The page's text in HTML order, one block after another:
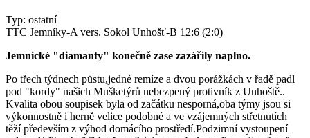
Typ: ostatní
TTC Jemníky-A vers. Sokol Unhošť-B 12:6 (2:0)
Jemnické "diamanty" konečně zase zazářily naplno.
Po třech týdnech půstu,jedné remíze a dvou porážkách v řadě padl
pod "kordy" našich Mušketýrů nebezpený protivník z Unhoště..
Kvalita obou soupisek byla od začátku nesporná,oba týmy jsou si
výkonnostně i herně velice podobné a ve vzájemných střetnutích
těží především z výhod domácího prostředí.Podzimní vystoupení